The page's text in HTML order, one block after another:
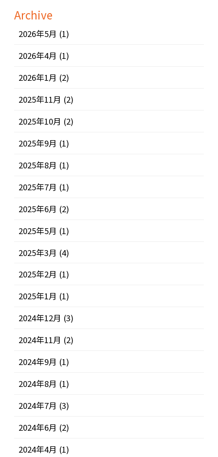
Archive
2026年5月 (1)
2026年4月 (1)
2026年1月 (2)
2025年11月 (2)
2025年10月 (2)
2025年9月 (1)
2025年8月 (1)
2025年7月 (1)
2025年6月 (2)
2025年5月 (1)
2025年3月 (4)
2025年2月 (1)
2025年1月 (1)
2024年12月 (3)
2024年11月 (2)
2024年9月 (1)
2024年8月 (1)
2024年7月 (3)
2024年6月 (2)
2024年4月 (1)